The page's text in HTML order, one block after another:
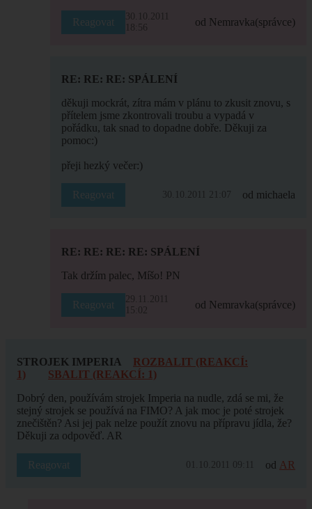
Reagovat
30.10.2011
18:56
od Nemravka(správce)
RE: RE: RE: SPÁLENÍ
děkuji mockrát, zítra mám v plánu to zkusit znovu, s
přítelem jsme zkontrovali troubu a vypadá v
pořádku, tak snad to dopadne dobře. Děkuji za
pomoc:)
přeji hezký večer:)
Reagovat 30.10.2011 21:07 od michaela
RE: RE: RE: RE: SPÁLENÍ
Tak držím palec, Míšo! PN
Reagovat
29.11.2011
15:02
od Nemravka(správce)
STROJEK IMPERIA
ROZBALIT (REAKCÍ:
1)
SBALIT (REAKCÍ: 1)
Dobrý den, používám strojek Imperia na nudle, zdá se mi, že
stejný strojek se používá na FIMO? A jak moc je poté strojek
znečištěn? Asi jej pak nelze použít znovu na přípravu jídla, že?
Děkuji za odpověď. AR
Reagovat 01.10.2011 09:11 od AR